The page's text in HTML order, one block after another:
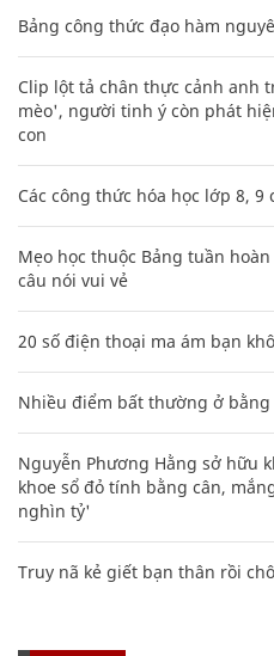
Bảng công thức đạo hàm
Clip lột tả chân thực cảnh anh
mèo', người tinh ý còn phát
con
Các công thức hóa học lớp 8, 9
Mẹo học thuộc Bảng tuần
câu nói vui vẻ
20 số điện thoại ma ám bạn
Nhiều điểm bất thường ở bằng
Nguyễn Phương Hằng sở hữu
khoe sổ đỏ tính bằng cân,
nghìn tỷ'
Truy nã kẻ giết bạn thân rồi